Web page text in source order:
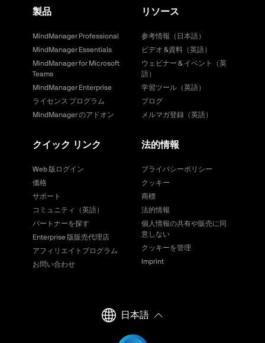
製品
MindManager Professional
MindManager Essentials
MindManager for Microsoft
Teams
MindManager Enterprise
ライセンス プログラム
MindManager のアドオン
リソース
参考情報（日本語）
ビデオ &資料（英語）
ウェビナー & イベント（英
語）
学習ツール（英語）
ブログ
メルマガ登録（英語）
クイック リンク
Web 版ログイン
価格
サポート
コミュニティ（英語）
パートナーを探す
Enterprise 版販売代理店
アフィリエイトプログラム
お問い合わせ
法的情報
プライバシーポリシー
クッキー
商標
法的情報
個人情報の共有や販売に同
意しない
クッキーを管理
Imprint
日本語